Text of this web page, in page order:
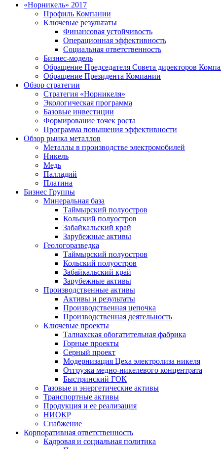
«Норникель» 2017
Профиль Компании
Ключевые результаты
Финансовая устойчивость
Операционная эффективность
Социальная ответственность
Бизнес-модель
Обращение Председателя Совета директоров
Обращение Президента Компании
Обзор стратегии
Стратегия «Норникеля»
Экологическая программа
Базовые инвестиции
Формирование точек роста
Программа повышения эффективности
Обзор рынка металлов
Металлы в производстве электромобилей
Никель
Медь
Палладий
Платина
Бизнес Группы
Минеральная база
Таймырский полуостров
Кольский полуостров
Забайкальский край
Зарубежные активы
Геологоразведка
Таймырский полуостров
Кольский полуостров
Забайкальский край
Зарубежные активы
Производственные активы
Активы и результаты
Производственная цепочка
Производственная деятельность
Ключевые проекты
Талнахская обогатительная фабрика
Горные проекты
Серный проект
Модернизация Цеха электролиза никеля
Отгрузка медно-никелевого концентрата
Быстринский ГОК
Газовые и энергетические активы
Транспортные активы
Продукция и ее реализация
НИОКР
Снабжение
Корпоративная ответственность
Кадровая и социальная политика